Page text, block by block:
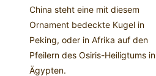
China steht eine mit diesem
Ornament bedeckte Kugel in
Peking, oder in Afrika auf den
Pfeilern des Osiris-Heiligtums in
Ägypten.